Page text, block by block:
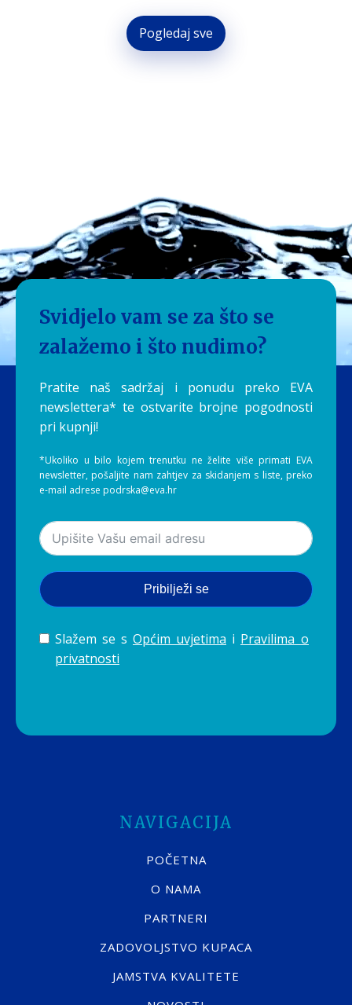
Pogledaj sve
Svidjelo vam se za što se
zalažemo i što nudimo?
Pratite naš sadržaj i ponudu preko EVA
newslettera* te ostvarite brojne pogodnosti
pri kupnji!
*Ukoliko u bilo kojem trenutku ne želite više primati EVA
newsletter, pošaljite nam zahtjev za skidanjem s liste, preko
e-mail adrese podrska@eva.hr
Pribilježi se
Slažem se s Općim uvjetima i Pravilima o
privatnosti
NAVIGACIJA
POČETNA
O NAMA
PARTNERI
ZADOVOLJSTVO KUPACA
JAMSTVA KVALITETE